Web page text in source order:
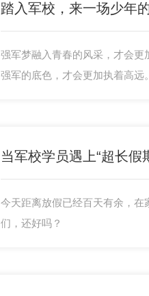
踏入军校，来一场少年
强军梦融入青春的风采，才会更
强军的底色，才会更加执着高远
当军校学员遇上“超长假
今天距离放假已经百天有余，在
们，还好吗？